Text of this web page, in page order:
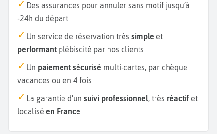
Des assurances pour annuler sans motif jusqu’à
-24h du départ
Un service de réservation très simple et
performant plébiscité par nos clients
Un paiement sécurisé multi-cartes, par chèque
vacances ou en 4 fois
La garantie d'un suivi professionnel, très réactif et
localisé en France